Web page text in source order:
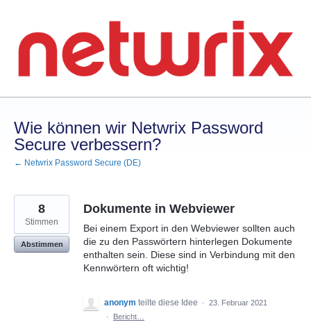
springen
Wie können wir Netwrix Password
Secure verbessern?
← Netwrix Password Secure (DE)
Dokumente in Webviewer
Bei einem Export in den Webviewer sollten auch
die zu den Passwörtern hinterlegen Dokumente
enthalten sein. Diese sind in Verbindung mit den
Kennwörtern oft wichtig!
8
Stimmen
Abstimmen
anonym teilte diese Idee · 23. Februar 2021
·
Bericht…